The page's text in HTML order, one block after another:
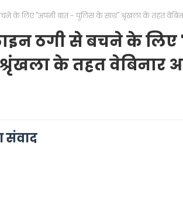
के लिए "अपनी बात - पुलिस के साथ" श्रृंखला के तहत
ठगी से बचने के लिए
के तहत वेबिनार
संवाद